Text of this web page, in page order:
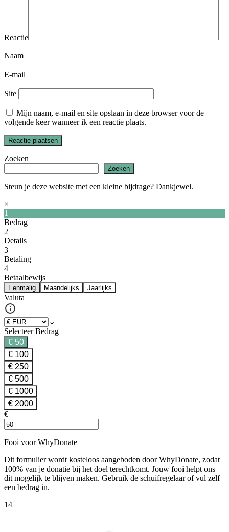
Reactie
Naam
E-mail
Site
Mijn naam, e-mail en site opslaan in deze browser voor de
volgende keer wanneer ik een reactie plaats.
Zoeken
Zoeken
Steun je deze website met een kleine bijdrage? Dankjewel.